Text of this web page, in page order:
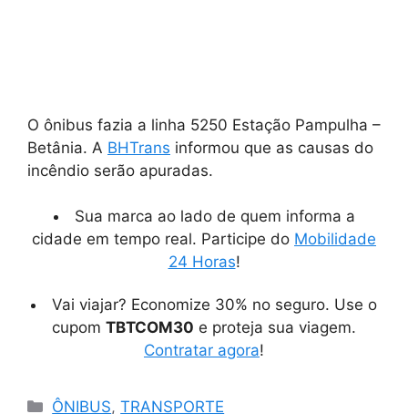
O ônibus fazia a linha 5250 Estação Pampulha –
Betânia. A BHTrans informou que as causas do
incêndio serão apuradas.
Sua marca ao lado de quem informa a
cidade em tempo real. Participe do Mobilidade
24 Horas!
Vai viajar? Economize 30% no seguro. Use o
cupom TBTCOM30 e proteja sua viagem.
Contratar agora!
Categorias
ÔNIBUS,TRANSPORTE